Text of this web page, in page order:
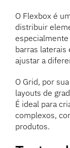
O Flexbox é
distribuir
especialmente
barras laterais
ajustar a
O Grid, por
layouts de
É ideal para
complexos,
produtos.